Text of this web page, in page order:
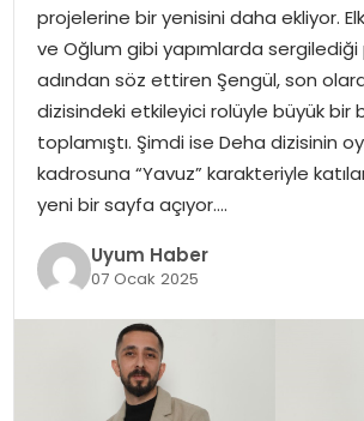
SAĞLIK
MAGAZIN
YAŞAM
projelerine bir yenisini daha ekliyor.
ve Oğlum gibi yapımlarda
adından söz ettiren Şengül, son
dizisindeki etkileyici rolüyle büyük bir
toplamıştı. Şimdi ise Deha dizisinin
kadrosuna “Yavuz” karakteriyle
yeni bir sayfa açıyor….
Uyum Haber
07 Ocak 2025